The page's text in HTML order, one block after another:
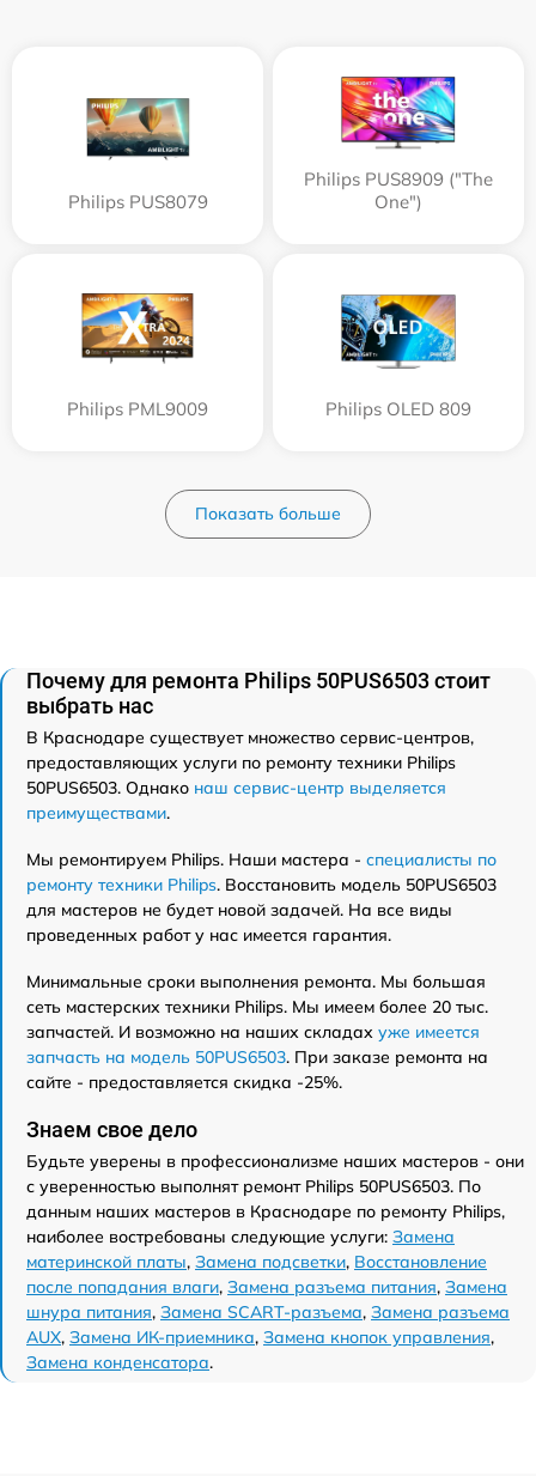
Philips PUS8079
Philips PUS8909 ("The
One")
Philips PML9009 Philips OLED 809
Показать больше
Почему для ремонта Philips 50PUS6503 стоит
выбрать нас
В Краснодаре существует множество сервис-центров,
предоставляющих услуги по ремонту техники Philips
50PUS6503. Однако наш сервис-центр выделяется
преимуществами.
Мы ремонтируем Philips. Наши мастера - специалисты по
ремонту техники Philips. Восстановить модель 50PUS6503
для мастеров не будет новой задачей. На все виды
проведенных работ у нас имеется гарантия.
Минимальные сроки выполнения ремонта. Мы большая
сеть мастерских техники Philips. Мы имеем более 20 тыс.
запчастей. И возможно на наших складах уже имеется
запчасть на модель 50PUS6503. При заказе ремонта на
сайте - предоставляется скидка -25%.
Знаем свое дело
Будьте уверены в профессионализме наших мастеров - они
с уверенностью выполнят ремонт Philips 50PUS6503. По
данным наших мастеров в Краснодаре по ремонту Philips,
наиболее востребованы следующие услуги: Замена
материнской платы, Замена подсветки, Восстановление
после попадания влаги, Замена разъема питания, Замена
шнура питания, Замена SCART-разъема, Замена разъема
AUX, Замена ИК-приемника, Замена кнопок управления,
Замена конденсатора.